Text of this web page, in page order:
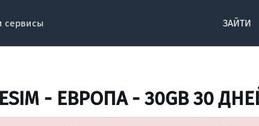
сервисы ЗАЙТИ
ESIM - ЕВРОПА - 30GB 30